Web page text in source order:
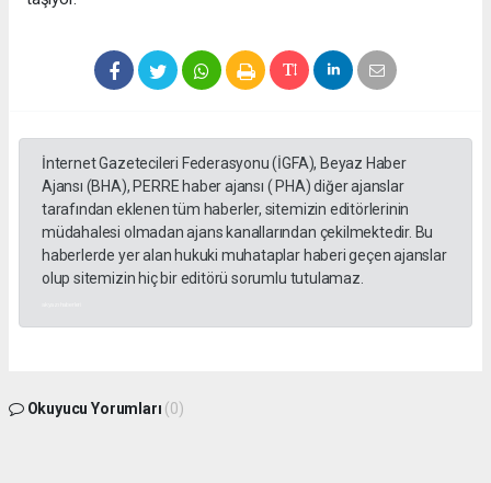
İnternet Gazetecileri Federasyonu (İGFA), Beyaz Haber
Ajansı (BHA), PERRE haber ajansı ( PHA) diğer ajanslar
tarafından eklenen tüm haberler, sitemizin editörlerinin
müdahalesi olmadan ajans kanallarından çekilmektedir. Bu
haberlerde yer alan hukuki muhataplar haberi geçen ajanslar
olup sitemizin hiç bir editörü sorumlu tutulamaz.
Okuyucu Yorumları (0)